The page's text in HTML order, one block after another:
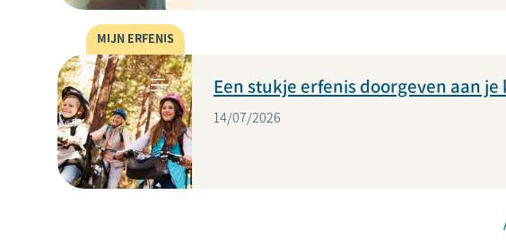
MIJN ERFENIS
Een stukje erfenis doorgeven aan
14/07/2026